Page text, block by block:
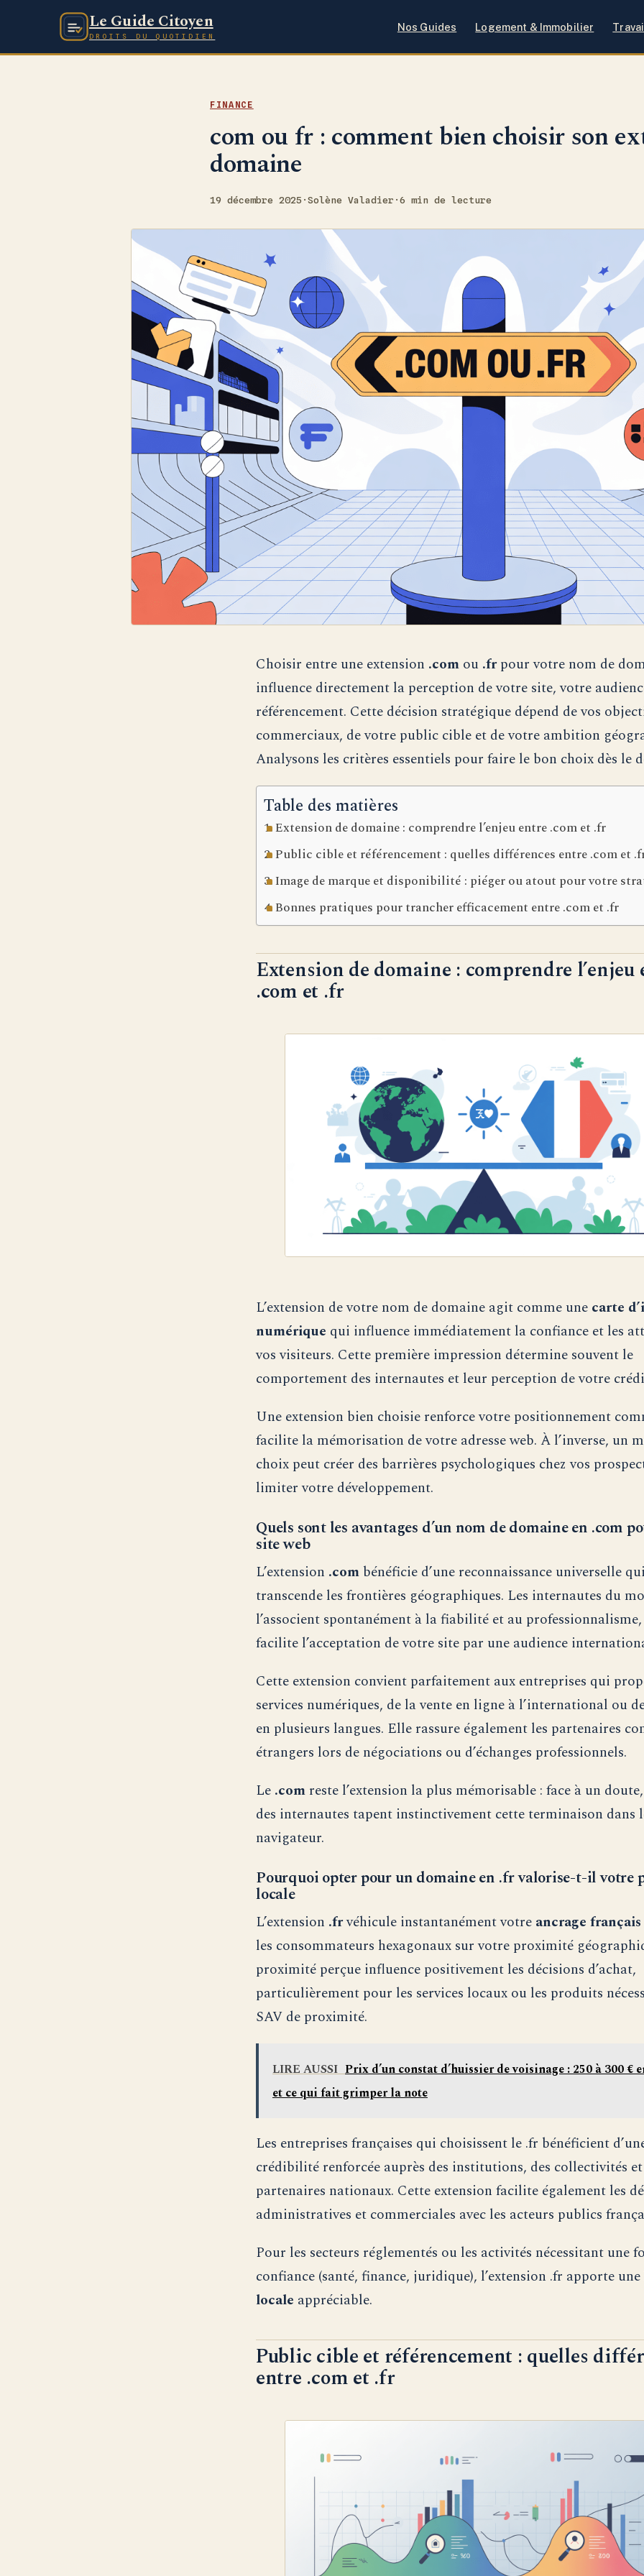
Le Guide Citoyen
DROITS DU QUOTIDIEN
Nos Guides Logement & Immobilier
FINANCE
com ou fr : comment bien choisir son
domaine
19 décembre 2025 ·Solène Valadier ·6 min de lecture
Choisir entre une extension .com ou .frpour votre nom de
influence directement la perception de votre site, votre
référencement. Cette décision stratégique dépend de vos
commerciaux, de votre public cible et de votre ambition
Analysons les critères essentiels pour faire le bon choix dès le
Table des matières
Extension de domaine : comprendre l’enjeu entre .com et .fr
Public cible et référencement : quelles différences entre .com et
Image de marque et disponibilité : piéger ou atout pour votre
Bonnes pratiques pour trancher efficacement entre .com et .fr
Extension de domaine : comprendre l’enjeu
.com et .fr
L’extension de votre nom de domaine agit comme une carte
numérique qui influence immédiatement la confiance et les
vos visiteurs. Cette première impression détermine souvent le
comportement des internautes et leur perception de votre
Une extension bien choisie renforce votre positionnement
facilite la mémorisation de votre adresse web. À l’inverse, un
choix peut créer des barrières psychologiques chez vos
limiter votre développement.
Quels sont les avantages d’un nom de domaine en .com
site web
L’extension .com bénéficie d’une reconnaissance universelle qui
transcende les frontières géographiques. Les internautes du
l’associent spontanément à la fiabilité et au
facilite l’acceptation de votre site par une audience
Cette extension convient parfaitement aux entreprises qui
services numériques, de la vente en ligne à l’international ou
en plusieurs langues. Elle rassure également les partenaires
étrangers lors de négociations ou d’échanges professionnels.
Le .com reste l’extension la plus mémorisable : face à un
des internautes tapent instinctivement cette terminaison dans
navigateur.
Pourquoi opter pour un domaine en .fr valorise-t-il votre
locale
L’extension .frvéhicule instantanément votre ancrage français
les consommateurs hexagonaux sur votre proximité
proximité perçue influence positivement les décisions d’achat,
particulièrement pour les services locaux ou les produits
SAV de proximité.
LIRE AUSSI Prix d’un constat d’huissier de voisinage : 250 à 300 €
et ce qui fait grimper la note
Les entreprises françaises qui choisissent le .fr bénéficient
crédibilité renforcée auprès des institutions, des collectivités et
partenaires nationaux. Cette extension facilite également les
administratives et commerciales avec les acteurs publics
Pour les secteurs réglementés ou les activités nécessitant une
confiance (santé, finance, juridique), l’extension .fr apporte une
locale appréciable.
Public cible et référencement : quelles
entre .com et .fr